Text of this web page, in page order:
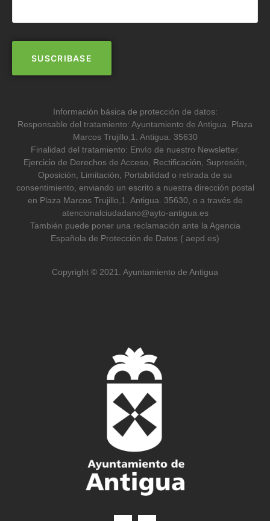
Información básica de protección de datos:
Responsable del tratamiento: Ayuntamiento de Antigua. Plaza
Marcos Trujillo,1. Antigua. 35630
Finalidad del tratamiento: Envío de nuestro Newsletter.
Ejercicio de Derechos de Acceso, Rectificación, Supresión,
Oposición, Limitación, Portabilidad o retirada de su
consentimiento, enviando un escrito a nuestra dirección postal
en Plaza Marcos Trujillo,1. Antigua. 35630, o a través de
atencionalciudadano@ayto-antigua.es
También puede poner una reclamación ante la Agencia
Española de Protección de Datos ( aepd.es)
Copyright © 2021. Ayuntamiento de Antigua